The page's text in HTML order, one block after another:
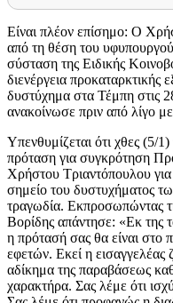
Είναι πλέον επίσημο: Ο
από τη θέση του
σύσταση της Ειδικής
διενέργεια προκαταρκτικής
δυστύχημα στα Τέμπη στις
ανακοίνωσε πριν από λίγο
Υπενθυμίζεται ότι χθες
πρόταση για συγκρότηση
Χρήστου Τριαντόπουλου για
σημείο του δυστυχήματος
τραγωδία. Εκπροσωπώντας
Βορίδης απάντησε: «Εκ της
η πρότασή σας θα είναι στο
εφετών. Εκεί η εισαγγελέας
αδίκημα της παραβάσεως
χαρακτήρα. Σας λέμε ότι